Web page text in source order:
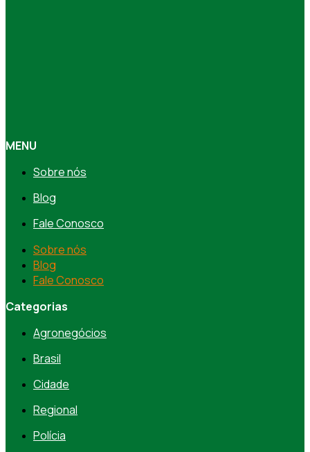
MENU
Sobre nós
Blog
Fale Conosco
Sobre nós
Blog
Fale Conosco
Categorias
Agronegócios
Brasil
Cidade
Regional
Polícia